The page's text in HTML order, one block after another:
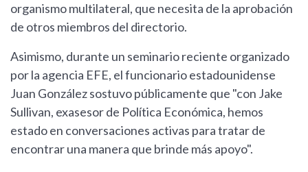
organismo multilateral, que necesita de la aprobación
de otros miembros del directorio.
Asimismo, durante un seminario reciente organizado
por la agencia EFE, el funcionario estadounidense
Juan González sostuvo públicamente que "con Jake
Sullivan, exasesor de Política Económica, hemos
estado en conversaciones activas para tratar de
encontrar una manera que brinde más apoyo".